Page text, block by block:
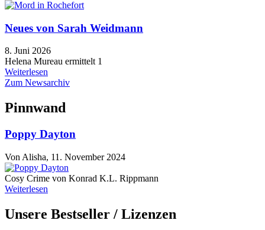
Neues von Sarah Weidmann
8. Juni 2026
Helena Mureau ermittelt 1
Weiterlesen
Zum Newsarchiv
Pinnwand
Poppy Dayton
Von Alisha, 11. November 2024
Cosy Crime von Konrad K.L. Rippmann
Weiterlesen
Unsere Bestseller / Lizenzen